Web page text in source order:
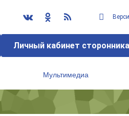
Личный кабинет
Мультимедиа